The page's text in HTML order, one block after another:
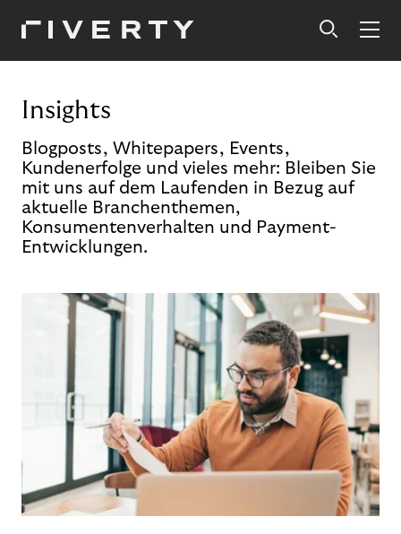
Insights
Blogposts, Whitepapers, Events,
Kundenerfolge und vieles mehr: Bleiben Sie
mit uns auf dem Laufenden in Bezug auf
aktuelle Branchenthemen,
Konsumentenverhalten und Payment-
Entwicklungen.